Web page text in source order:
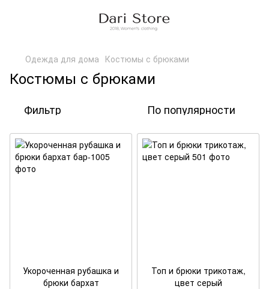
Одежда для дома Костюмы с брюками
Костюмы с брюками
Фильтр По популярности
Укороченная рубашка и
брюки бархат
Топ и брюки трикотаж,
цвет серый